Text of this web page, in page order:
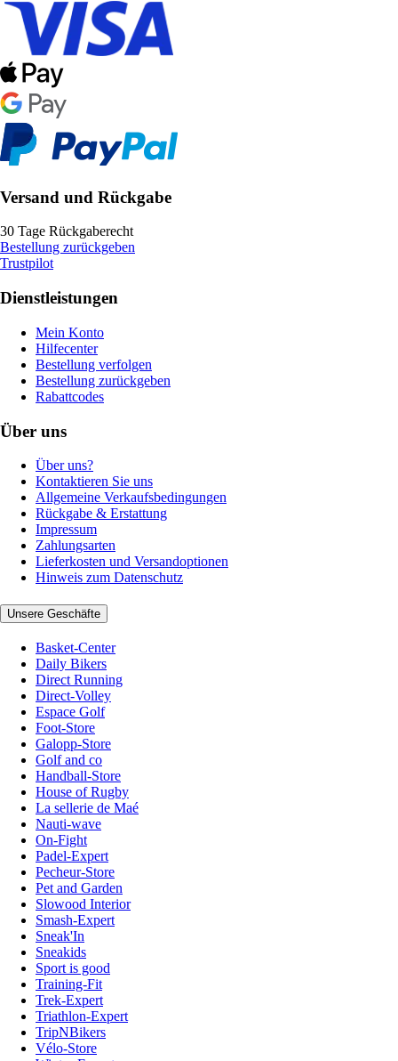
Versand und Rückgabe
30 Tage Rückgaberecht
Bestellung zurückgeben
Trustpilot
Dienstleistungen
Mein Konto
Hilfecenter
Bestellung verfolgen
Bestellung zurückgeben
Rabattcodes
Über uns
Über uns?
Kontaktieren Sie uns
Allgemeine Verkaufsbedingungen
Rückgabe & Erstattung
Impressum
Zahlungsarten
Lieferkosten und Versandoptionen
Hinweis zum Datenschutz
Unsere Geschäfte
Basket-Center
Daily Bikers
Direct Running
Direct-Volley
Espace Golf
Foot-Store
Galopp-Store
Golf and co
Handball-Store
House of Rugby
La sellerie de Maé
Nauti-wave
On-Fight
Padel-Expert
Pecheur-Store
Pet and Garden
Slowood Interior
Smash-Expert
Sneak'In
Sneakids
Sport is good
Training-Fit
Trek-Expert
Triathlon-Expert
TripNBikers
Vélo-Store